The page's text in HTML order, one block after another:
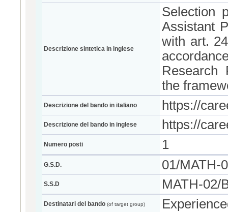
Descrizione sintetica in inglese
Selection
Assistant
with art.
Research
the
Descrizione del bando in italiano https://
Descrizione del bando in inglese https://
Numero posti 1
G.S.D. 01/MATH-
S.S.D MATH-02/
Destinatari del bando (of target group)